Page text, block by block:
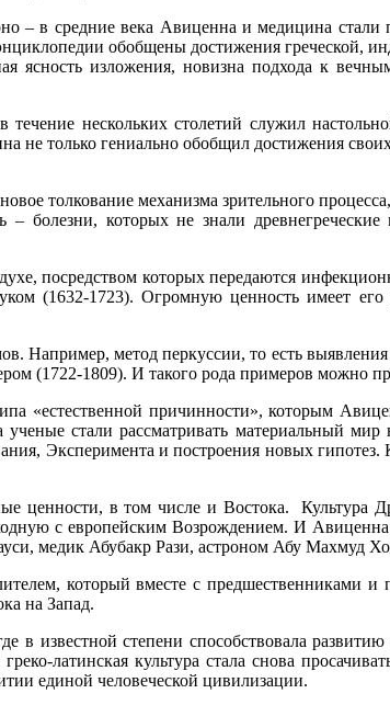
– в средние века Авиценна и медицина
обобщены достижения греческой,
ясность изложения, новизна подхода к
нескольких столетий служил
не только гениально обобщил достижения
толкование механизма зрительного
– болезни, которых не знали
посредством которых передаются
(1632-1723). Огромную ценность имеет
Например, метод перкуссии, то есть
(1722-1809). И такого рода примеров можно
«естественной причинности», которым
ученые стали рассматривать материальный
Эксперимента и построения новых
ценности, в том числе и Востока.
с европейским Возрождением. И
медик Абубакр Рази, астроном Абу Махмуд
который вместе с предшественниками
на Запад.
известной степени способствовала
латинская культура стала снова
единой человеческой цивилизации.